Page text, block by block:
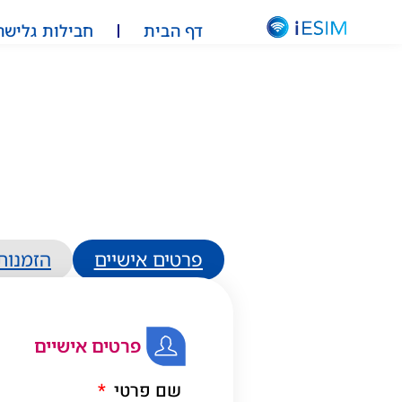
דף הבית חבילות
פרטים אישיים
פרטים אישיים
שם פרטי